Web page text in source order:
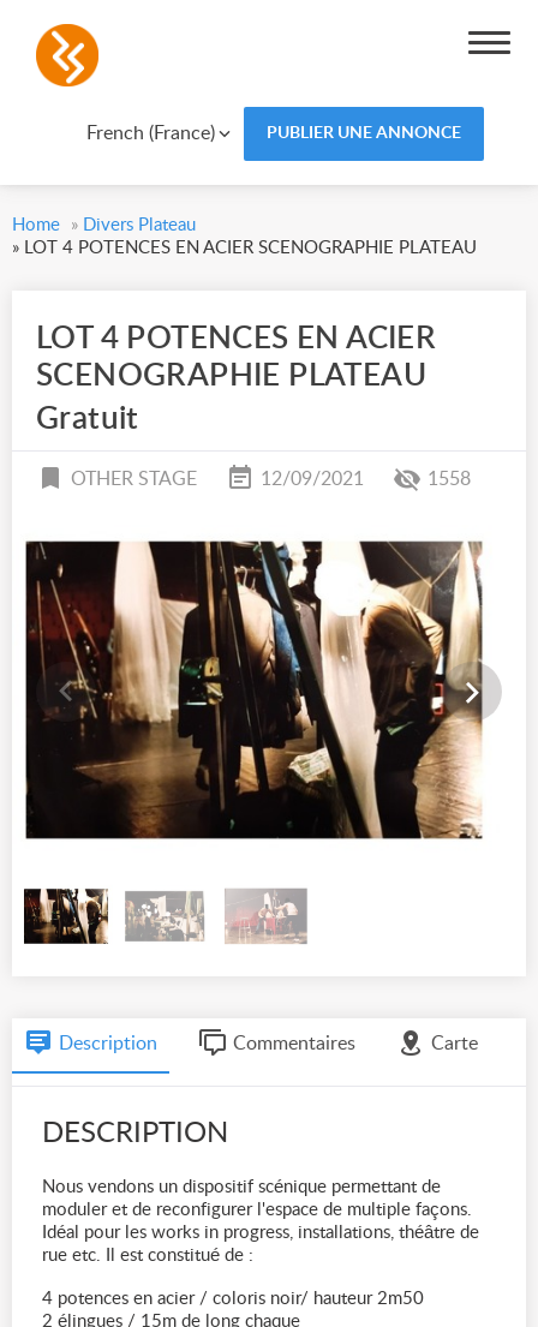
French (France) PUBLIER UNE ANNONCE
Home » Divers Plateau
» LOT 4 POTENCES EN ACIER SCENOGRAPHIE PLATEAU
LOT 4 POTENCES EN ACIER
SCENOGRAPHIE PLATEAU
Gratuit
OTHER STAGE 12/09/2021 1558
Description Commentaires Carte
DESCRIPTION
Nous vendons un dispositif scénique permettant de
moduler et de reconfigurer l'espace de multiple façons.
Idéal pour les works in progress, installations, théâtre de
rue etc. Il est constitué de :
4 potences en acier / coloris noir/ hauteur 2m50
2 élingues / 15m de long chaque